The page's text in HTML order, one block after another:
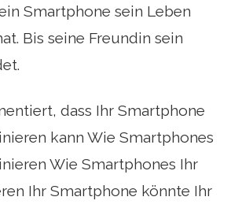
Smartphone sein Leben
Bis seine Freundin sein
dass Ihr Smartphone
kann Wie Smartphones
Wie Smartphones Ihr
Ihr Smartphone könnte Ihr